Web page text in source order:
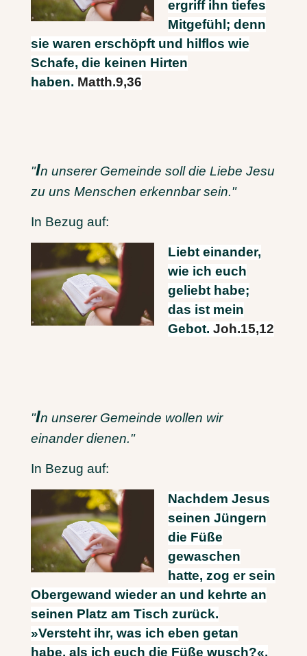
ergriff ihn tiefes
Mitgefühl; denn
sie waren erschöpft und hilflos wie
Schafe, die keinen Hirten
haben. Matth.9,36
"In unserer Gemeinde soll die Liebe Jesu
zu uns Menschen erkennbar sein."
In Bezug auf:
Liebt einander,
wie ich euch
geliebt habe;
das ist mein
Gebot.Joh.15,12
"In unserer Gemeinde wollen wir
einander dienen."
In Bezug auf:
Nachdem Jesus
seinen Jüngern
die Füße
gewaschen
hatte, zog er sein
Obergewand wieder an und kehrte an
seinen Platz am Tisch zurück.
»Versteht ihr, was ich eben getan
habe, als ich euch die Füße wusch?«,